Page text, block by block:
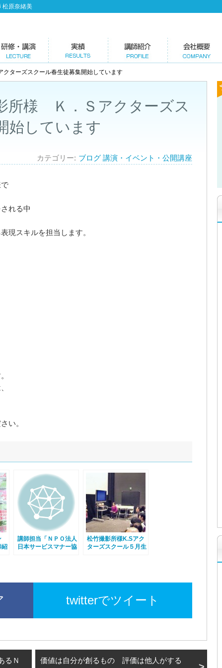
松原奈緒美
ターズスクール春生徒募集開始しています
所様 Ｋ．Ｓアクターズス
始しています
カテゴリー ブログ 講演・イベント・公開講座
れる中
現スキルを担当します。
い。
紹
講師担当「ＮＰＯ法人
日本サービスマナー協
松竹撮影所様K.Sアク
ターズスクール５月生
twitterでツイート
るＮ 価値は自分が創るもの 評価は他人がする